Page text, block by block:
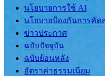
นโยบายการใช้ AI
นโยบายป้องกันการคัด
ข่าวประกาศ
ฉบับปัจจุบัน
ฉบับย้อนหลัง
อัตราค่าธรรมเนียม